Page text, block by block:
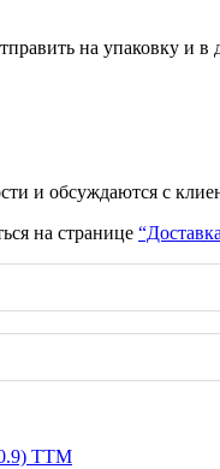
на упаковку и
и обсуждаются с
на странице
ТТМ